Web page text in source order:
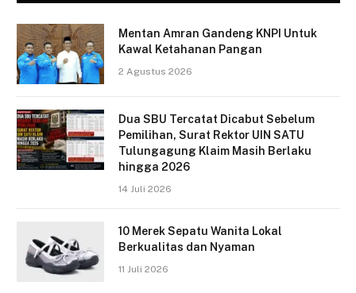
Mentan Amran Gandeng KNPI Untuk
Kawal Ketahanan Pangan
2 Agustus 2026
Dua SBU Tercatat Dicabut Sebelum
Pemilihan, Surat Rektor UIN SATU
Tulungagung Klaim Masih Berlaku
hingga 2026
14 Juli 2026
10 Merek Sepatu Wanita Lokal
Berkualitas dan Nyaman
11 Juli 2026